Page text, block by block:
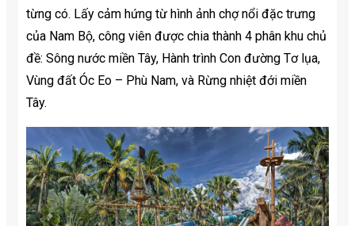
từng có. Lấy cảm hứng từ hình ảnh chợ nổi đặc trưng
của Nam Bộ, công viên được chia thành 4 phân khu chủ
đề: Sông nước miền Tây, Hành trình Con đường Tơ lụa,
Vùng đất Óc Eo – Phù Nam, và Rừng nhiệt đới miền
Tây.